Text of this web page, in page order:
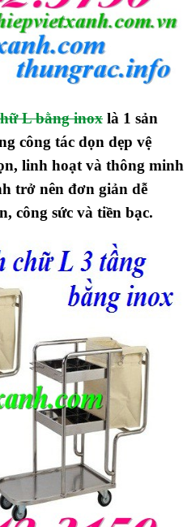
L bằng inox là 1 sản
công tác dọn dẹp vệ
linh hoạt và thông minh
trở nên đơn giản dễ
công sức và tiền bạc.